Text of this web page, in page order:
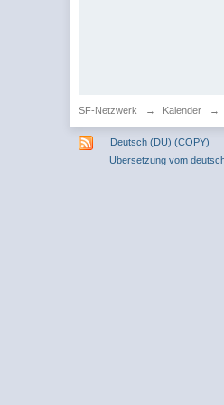
SF-Netzwerk → Kalender →
Deutsch (DU) (COPY)
Übersetzung vom